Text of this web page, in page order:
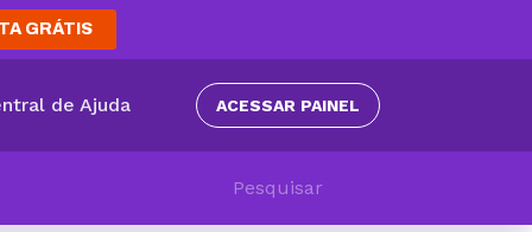
GRÁTIS
de Ajuda ACESSAR PAINEL